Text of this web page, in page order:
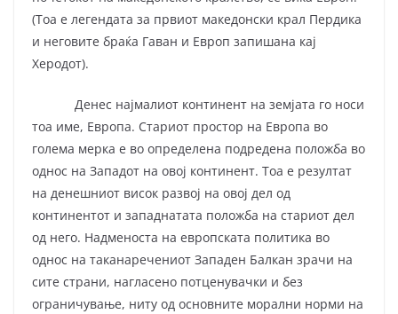
(Тоа е легендата за првиот македонски крал Пердика
и неговите браќа Гаван и Европ запишана кај
Херодот).
Денес најмалиот континент на земјата го носи
тоа име, Европа. Стариот простор на Европа во
голема мерка е во определена подредена положба во
однос на Западот на овој континент. Тоа е резултат
на денешниот висок развој на овој дел од
континентот и западнатата положба на стариот дел
од него. Надменоста на европската политика во
однос на таканаречениот Западен Балкан зрачи на
сите страни, нагласено потценувачки и без
ограничување, ниту од основните морални норми на